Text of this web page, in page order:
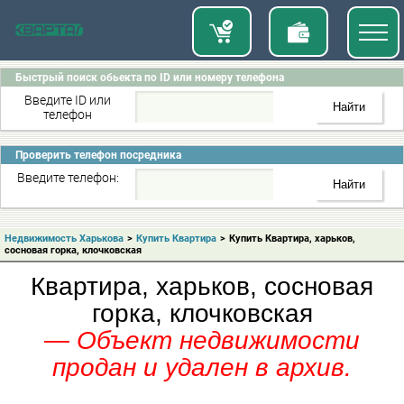
Быстрый поиск обьекта по ID или номеру телефона
Введите ID или
телефон
Проверить телефон посредника
Введите телефон:
Недвижимость Харькова > Купить Квартира > Купить Квартира, харьков,
сосновая горка, клочковская
Квартира, харьков, сосновая
горка, клочковская
— Объект недвижимости
продан и удален в архив.